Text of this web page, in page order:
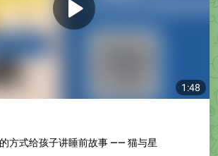
1:48
方式给孩子讲睡前故事 —— 猫与星